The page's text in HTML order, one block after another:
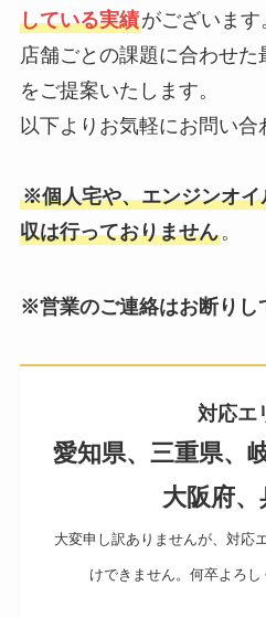
している実績がございます
店舗ごとの課題に合わせ
をご提案いたします。
以下よりお気軽にお問い合
※個人宅や、エンジンオイ
収は行っておりません。
※営業のご連絡はお断りし
対応エ
愛知県、三重県、
大阪府
大変申し訳ありませんが、対応
けできません。何卒よろし